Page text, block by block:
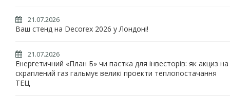
21.07.2026
Ваш стенд на Decorex 2026 у Лондоні!
21.07.2026
Енергетичний «План Б» чи пастка для інвесторів: як акциз на
скраплений газ гальмує великі проекти теплопостачання
ТЕЦ